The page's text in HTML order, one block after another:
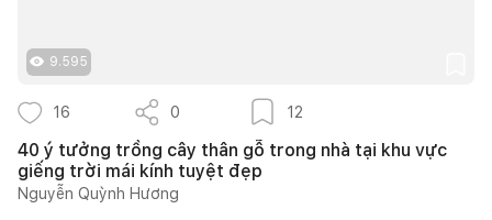
9.595
16 0 12
40 ý tưởng trồng cây thân gỗ trong nhà tại khu vực
giếng trời mái kính tuyệt đẹp
Nguyễn Quỳnh Hương